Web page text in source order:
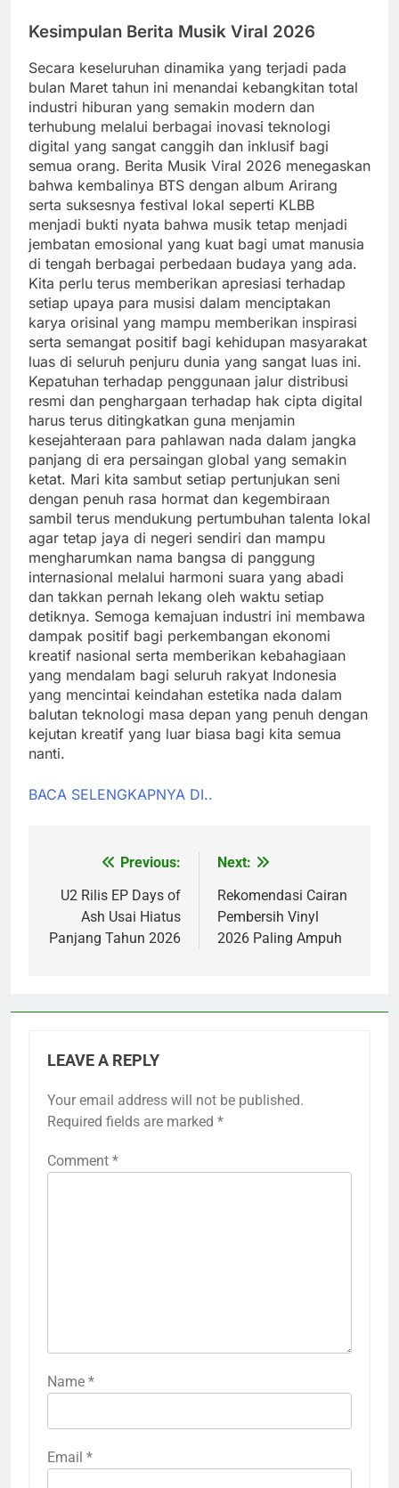
Kesimpulan Berita Musik Viral 2026
Secara keseluruhan dinamika yang terjadi pada
bulan Maret tahun ini menandai kebangkitan total
industri hiburan yang semakin modern dan
terhubung melalui berbagai inovasi teknologi
digital yang sangat canggih dan inklusif bagi
semua orang. Berita Musik Viral 2026 menegaskan
bahwa kembalinya BTS dengan album Arirang
serta suksesnya festival lokal seperti KLBB
menjadi bukti nyata bahwa musik tetap menjadi
jembatan emosional yang kuat bagi umat manusia
di tengah berbagai perbedaan budaya yang ada.
Kita perlu terus memberikan apresiasi terhadap
setiap upaya para musisi dalam menciptakan
karya orisinal yang mampu memberikan inspirasi
serta semangat positif bagi kehidupan masyarakat
luas di seluruh penjuru dunia yang sangat luas ini.
Kepatuhan terhadap penggunaan jalur distribusi
resmi dan penghargaan terhadap hak cipta digital
harus terus ditingkatkan guna menjamin
kesejahteraan para pahlawan nada dalam jangka
panjang di era persaingan global yang semakin
ketat. Mari kita sambut setiap pertunjukan seni
dengan penuh rasa hormat dan kegembiraan
sambil terus mendukung pertumbuhan talenta lokal
agar tetap jaya di negeri sendiri dan mampu
mengharumkan nama bangsa di panggung
internasional melalui harmoni suara yang abadi
dan takkan pernah lekang oleh waktu setiap
detiknya. Semoga kemajuan industri ini membawa
dampak positif bagi perkembangan ekonomi
kreatif nasional serta memberikan kebahagiaan
yang mendalam bagi seluruh rakyat Indonesia
yang mencintai keindahan estetika nada dalam
balutan teknologi masa depan yang penuh dengan
kejutan kreatif yang luar biasa bagi kita semua
nanti.
BACA SELENGKAPNYA DI..
navigation
Previous:
U2 Rilis EP Days of
Ash Usai Hiatus
Panjang Tahun 2026
Next:
Rekomendasi Cairan
Pembersih Vinyl
2026 Paling Ampuh
LEAVE A REPLY
Your email address will not be published.
Required fields are marked *
Comment *
Name *
Email *